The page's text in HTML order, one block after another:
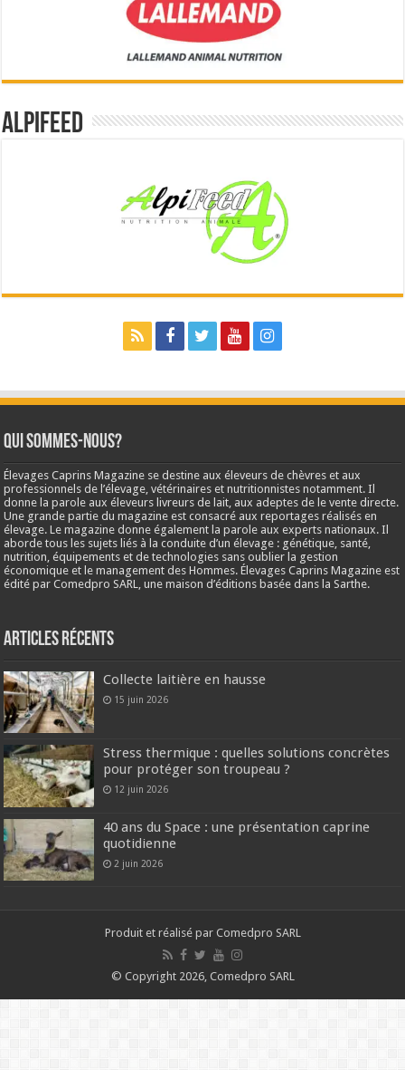
Alpifeed
Qui sommes-nous?
Élevages Caprins Magazine se destine aux éleveurs de chèvres et aux
professionnels de l’élevage, vétérinaires et nutritionnistes notamment. Il
donne la parole aux éleveurs livreurs de lait, aux adeptes de le vente directe.
Une grande partie du magazine est consacré aux reportages réalisés en
élevage. Le magazine donne également la parole aux experts nationaux. Il
aborde tous les sujets liés à la conduite d’un élevage : génétique, santé,
nutrition, équipements et de technologies sans oublier la gestion
économique et le management des Hommes. Élevages Caprins Magazine est
édité par Comedpro SARL, une maison d’éditions basée dans la Sarthe.
Articles récents
Collecte laitière en hausse
15 juin 2026
Stress thermique : quelles solutions concrètes
pour protéger son troupeau ?
12 juin 2026
40 ans du Space : une présentation caprine
quotidienne
2 juin 2026
Produit et réalisé par Comedpro SARL
© Copyright 2026, Comedpro SARL